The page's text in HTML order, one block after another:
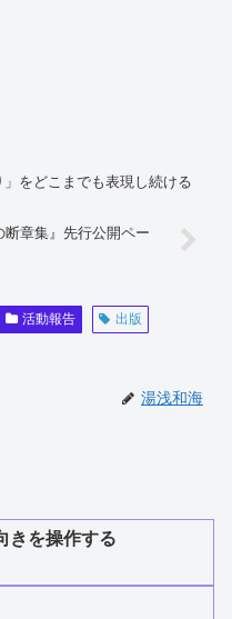
」をどこまでも表現し続ける
断章集』先行公開ペー
活動報告
出版
湯浅和海
きを操作する